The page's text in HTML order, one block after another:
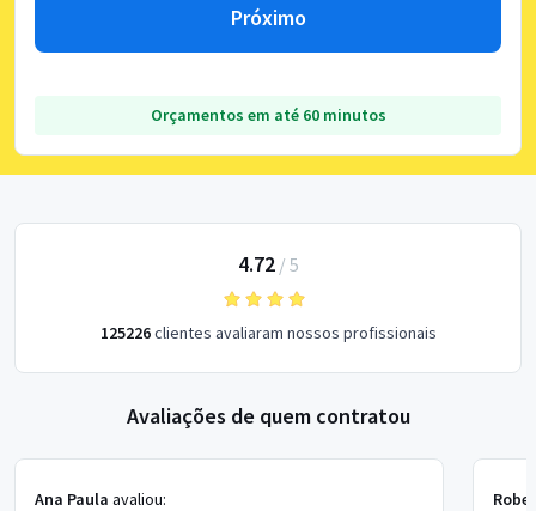
Próximo
Orçamentos em até 60 minutos
4.72/ 5
125226clientes avaliaram nossos profissionais
Avaliações de quem contratou
Ana Paula avaliou: